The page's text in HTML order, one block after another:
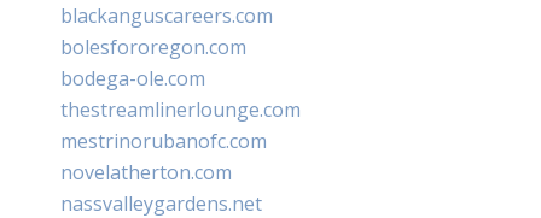
blackanguscareers.com
bolesfororegon.com
bodega-ole.com
thestreamlinerlounge.com
mestrinorubanofc.com
novelatherton.com
nassvalleygardens.net